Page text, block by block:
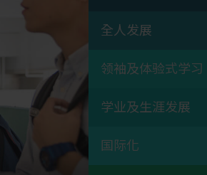
全人发展
领袖及体验式学习
学业及生涯发展
国际化